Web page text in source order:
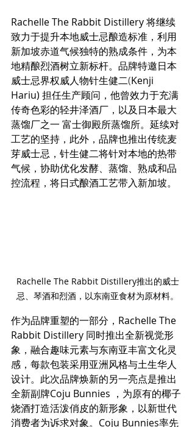
Rachelle The Rabbit Distillery 将继续
致力于提升本地威士忌酿造标准，利用
新加坡赤道气候独特的熟成条件，为本
地精酿烈酒树立新标杆。品牌特邀日本
威士忌界权威人物针生健二(Kenji
Hariu) 担任生产顾问，他曾效力于充满
传奇色彩的轻井泽酒厂，以及日本最大
蒸馏厂之一 富士御殿所蒸馏所。延续对
工艺的坚持，此外，品牌也推出传统麦
芽威士忌，针生健二将针对本地的热带
气候，协助优化发酵、蒸馏、熟成和品
控流程，将日式酿酒工艺带入新加坡。
Rachelle The Rabbit Distillery推出的威士
忌、琴酒和烈酒，以东南亚食材为原材料。
作为品牌重塑的一部分，Rachelle The
Rabbit Distillery 同时推出全新视觉形
象，融合趣味元素与东南亚丰富文化灵
感，每款包装采用亚洲风格与土生华人
设计。此次品牌焕新的另一亮点是推出
全新副牌Coju Bunnies ，为原有的椰子
烧酒打造活泼俏皮的新形象，以新世代
消费者为诉求对象。Coju Bunnies率先